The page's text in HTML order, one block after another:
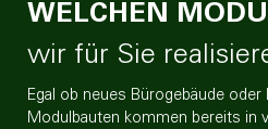
WELCHEN
wir für Sie
Egal ob neues Bürogebäude oder
Modulbauten kommen bereits in